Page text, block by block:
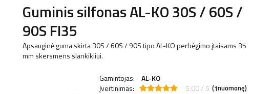
Guminis silfonas AL-KO 30S / 60S /
90S FI35
Apsauginė guma skirta 30S / 60S / 90S tipo AL-KO perbėgimo įtaisams 35
mm skersmens slankikliui.
Gamintojas:
AL-KO
Įvertinimas:
5.00 / 5 (1nuomonę)